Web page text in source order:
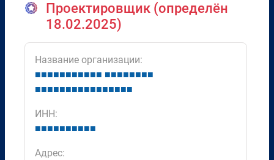
Проектировщик (определён
18.02.2025)
Название организации:
■■■■■■■■■■■ ■■■■■■■■
■■■■■■■■■■■■■■■■
ИНН:
■■■■■■■■■■
Адрес: